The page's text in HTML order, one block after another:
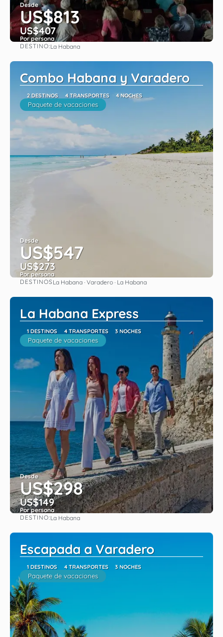
Desde
US$813
US$407
Por persona
DESTINO:La Habana
Combo Habana y Varadero
2 DESTINOS 4 TRANSPORTES 4 NOCHES
Paquete de vacaciones
Desde
US$547
US$273
Por persona
Ver
DESTINOS La Habana · Varadero · La Habana
La Habana Express
1 DESTINOS 4 TRANSPORTES 3 NOCHES
Paquete de vacaciones
Desde
US$298
US$149
Por persona
DESTINO:La Habana
Escapada a Varadero
1 DESTINOS 4 TRANSPORTES 3 NOCHES
Paquete de vacaciones